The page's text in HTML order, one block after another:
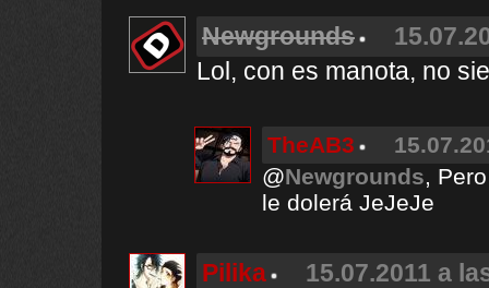
Newgrounds
Lol, con es manota, no
TheAB3
@Newgrounds,
le dolerá JeJeJe
Pilika
15.07.2011 a